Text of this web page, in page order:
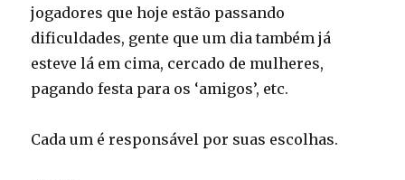
jogadores que hoje estão passando
dificuldades, gente que um dia também já
esteve lá em cima, cercado de mulheres,
pagando festa para os ‘amigos’, etc.
Cada um é responsável por suas escolhas.